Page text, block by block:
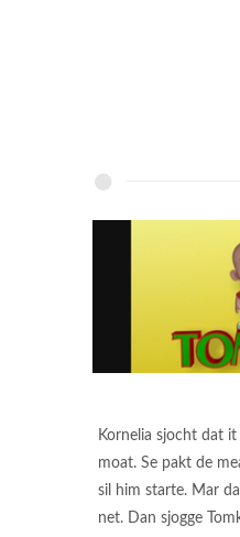
Kornelia sjocht dat
moat. Se pakt de
sil him starte. Mar
net. Dan sjogge